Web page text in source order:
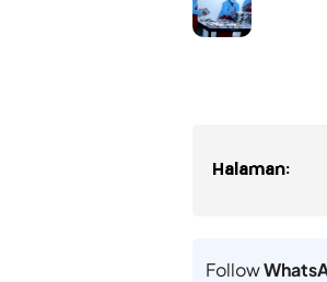
Halaman:
Follow